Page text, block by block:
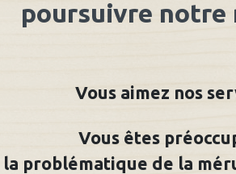
poursuivre notre
Vous aimez nos
Vous êtes
la problématique de la